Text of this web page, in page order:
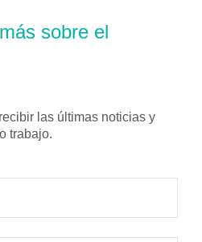
sobre el
las últimas noticias y
trabajo.